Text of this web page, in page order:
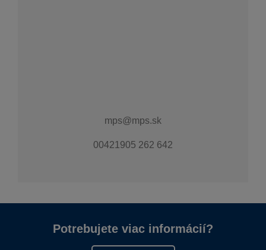
mps@mps.sk
00421905 262 642
Potrebujete viac informácií?